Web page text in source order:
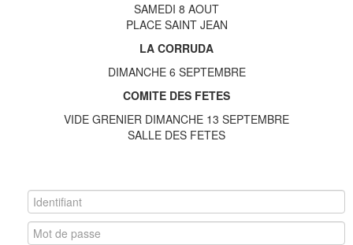
SAMEDI 8 AOUT
PLACE SAINT JEAN
LA CORRUDA
DIMANCHE 6 SEPTEMBRE
COMITE DES FETES
VIDE GRENIER DIMANCHE 13 SEPTEMBRE
SALLE DES FETES